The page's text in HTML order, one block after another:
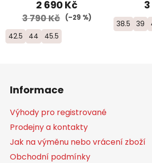
2 690 Kč
3 790 Kč (–29 %)
42.5 44 45.5
38.5 39
Informace
Výhody pro registrované
Prodejny a kontakty
Jak na výměnu nebo vrácení zboží
Obchodní podmínky